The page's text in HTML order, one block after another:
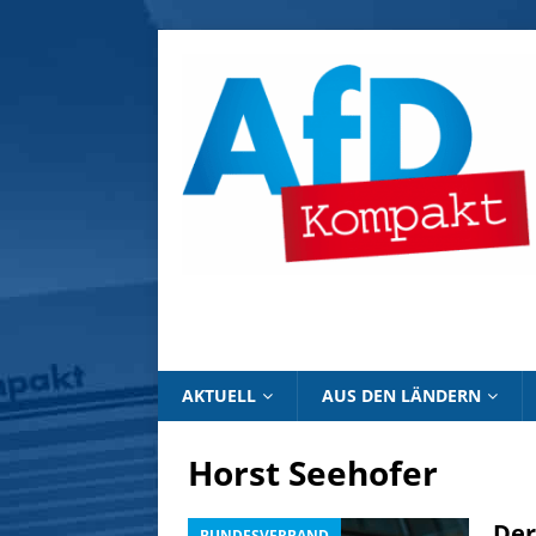
AKTUELL AUS DEN LÄNDERN
Horst Seehofer